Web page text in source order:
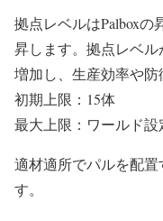
拠点レベルはPalbox
昇します。拠点レベ
増加し、生産効率や防
初期上限：15体
最大上限：ワールド
適材適所でパルを配
す。